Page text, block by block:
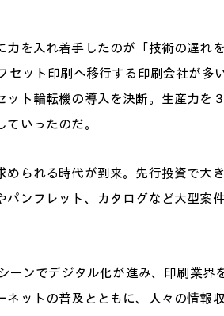
力を入れ着手したのが「技術の遅れ
セット印刷へ移行する印刷会社が多
ット輪転機の導入を決断。生産力を
いったのだ。
められる時代が到来。先行投資で大
パンフレット、カタログなど大型案
ーンでデジタル化が進み、印刷業界
ネットの普及とともに、人々の情報